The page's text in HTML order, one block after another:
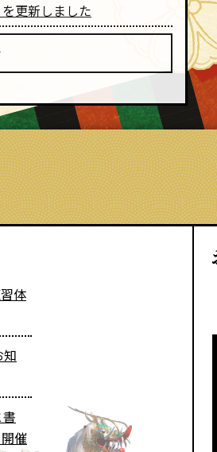
更新しました
体
知
催
江戸まちたいとう芸楽祭（外部